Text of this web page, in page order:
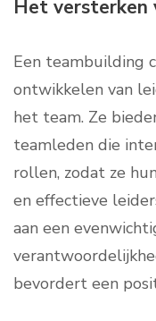
Het versterken
Een teambuilding
ontwikkelen van
het team. Ze
teamleden die
rollen, zodat ze
en effectieve
aan een
bevordert een